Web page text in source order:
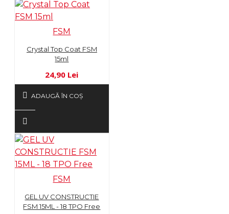
FSM
Crystal Top Coat FSM
15ml
24,90 Lei
ADAUGĂ ÎN COŞ
FSM
GEL UV CONSTRUCTIE
FSM 15ML - 18 TPO Free